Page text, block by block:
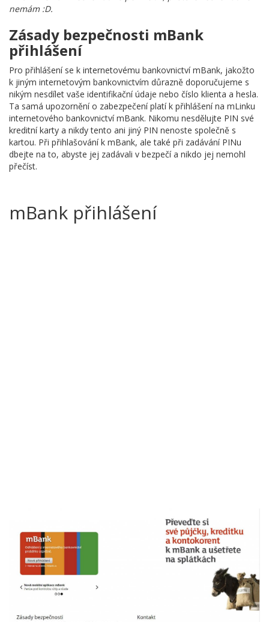
nemám :D.
Zásady bezpečnosti mBank
přihlášení
Pro přihlášení se k internetovému bankovnictví mBank, jakožto
k jiným internetovým bankovnictvím důrazně doporučujeme s
nikým nesdílet vaše identifikační údaje nebo číslo klienta a hesla.
Ta samá upozornění o zabezpečení platí k přihlášení na mLinku
internetového bankovnictví mBank. Nikomu nesdělujte PIN své
kreditní karty a nikdy tento ani jiný PIN nenoste společně s
kartou. Při přihlašování k mBank, ale také při zadávání PINu
dbejte na to, abyste jej zadávali v bezpečí a nikdo jej nemohl
přečíst.
mBank přihlášení